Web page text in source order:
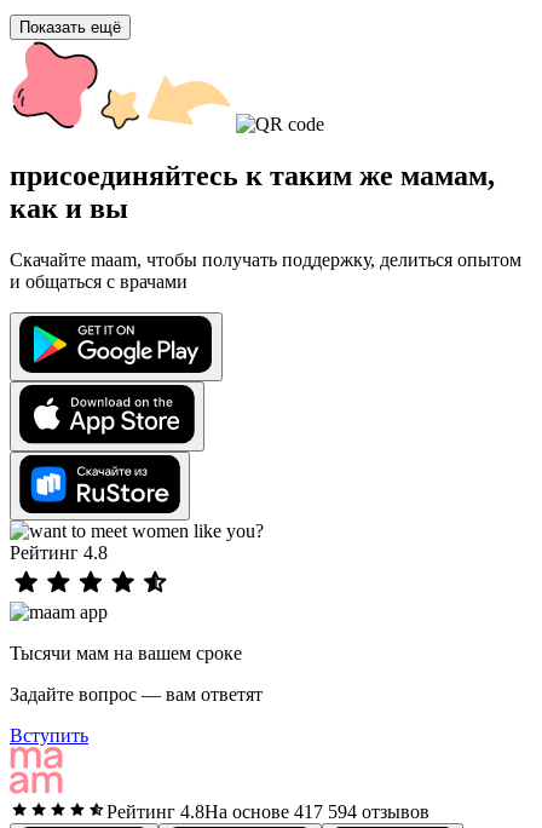
Показать ещё
присоединяйтесь к таким же мамам,
как и вы
Скачайте maam, чтобы получать поддержку, делиться опытом
и общаться с врачами
Рейтинг 4.8
Тысячи мам на вашем сроке
Задайте вопрос — вам ответят
Вступить
Рейтинг 4.8На основе 417 594 отзывов